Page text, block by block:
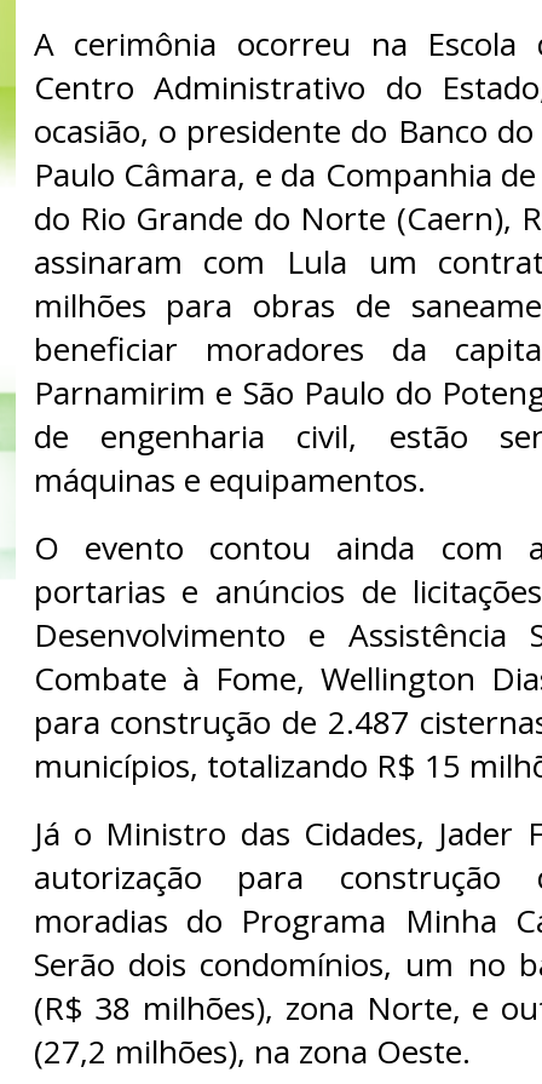
A cerimônia ocorreu na Escola
Centro Administrativo do
ocasião, o presidente do Banco
Paulo Câmara, e da Companhia
do Rio Grande do Norte (Caern),
assinaram com Lula um
milhões para obras de
beneficiar moradores da
Parnamirim e São Paulo do
de engenharia civil, estão
máquinas e equipamentos.
O evento contou ainda com
portarias e anúncios de
Desenvolvimento e Assistência
Combate à Fome, Wellington
para construção de 2.487
municípios, totalizando R$ 15
Já o Ministro das Cidades, Jader
autorização para
moradias do Programa Minha
Serão dois condomínios, um no
(R$ 38 milhões), zona Norte, e
(27,2 milhões), na zona Oeste.